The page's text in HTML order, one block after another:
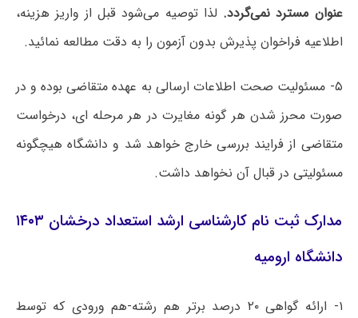
عنوان مسترد نمی‌گردد. لذا توصیه می‌شود قبل از واریز هزینه،
اطلاعیه فراخوان پذیرش بدون آزمون را به دقت مطالعه نمائید.
۵- مسئولیت صحت اطلاعات ارسالی به عهده متقاضی بوده و در
صورت محرز شدن هر گونه مغایرت در هر مرحله ای، درخواست
متقاضی از فرایند بررسی خارج خواهد شد و دانشگاه هیچگونه
مسئولیتی در قبال آن نخواهد داشت.
مدارک ثبت نام کارشناسی ارشد استعداد درخشان ۱۴۰۳
دانشگاه ارومیه
۱- ارائه گواهی ۲۰ درصد برتر هم رشته-هم ورودی که توسط